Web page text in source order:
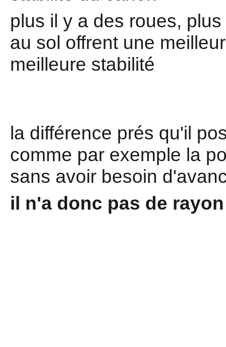
plus il y a des roues,
au sol offrent une
meilleure stabilité
la différence prés qu'il
comme par exemple la
sans avoir besoin
il n'a donc pas de